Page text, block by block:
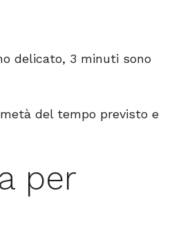
delicato, 3 minuti sono
del tempo previsto e
per